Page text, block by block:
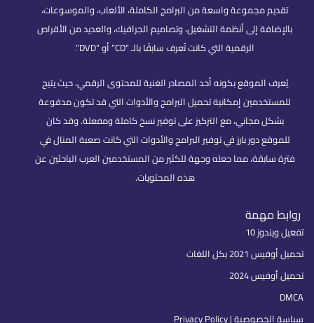
تقديم مجموعة واسعة من البرامج الكاملة، الألعاب، والموسوعات،
بالإضافة إلى أنظمة التشغيل، وتصاميم الجرافيك، والعديد من الأقراص
الرقمية التي كانت تُعرف سابقًا بالـ “CD” أو “DVD”.
يُعرف الموقع بكونه أحد المصادر الغنية للمحتوى الرقمي، حيث يتيح
للمستخدمين إمكانية تحميل البرامج والأدوات التي قد تكون مدفوعة
بشكل مجاني، مع التركيز على توفير نسخ كاملة ومفعلة. وقد كان
للموقع دور بارز في توفير البرامج والأدوات التي كانت صعبة المنال في
فترة سابقة، مما جعله وجهة للكثير من المستخدمين العرب الباحثين عن
هذه المحتويات.
روابط مهمة
تفعيل ويندوز 10
تحميل أوفيس 2021 بكل اللغات
تحميل أوفيس 2024
DMCA
سياسة الخصوصية | Privacy Policy